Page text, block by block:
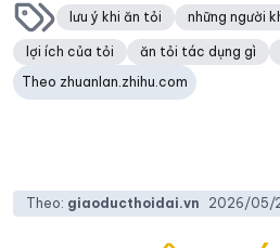
lưu ý khi ăn tỏi những người
lợi ích của tỏi ăn tỏi tác dụng gì
Theo zhuanlan.zhihu.com
Theo: giaoducthoidai.vn 2026/05/